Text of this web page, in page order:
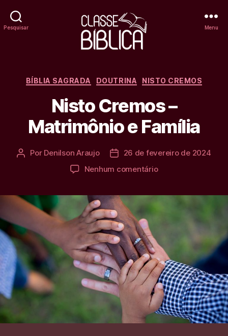
Pesquisar
Online
Menu
Categorias
BÍBLIA SAGRADA DOUTRINA NISTO CREMOS
Nisto Cremos –
Matrimônio e Família
Autor
Por Denilson Araujo
Data26 de fevereiro de 2024
Nenhum comentárioem